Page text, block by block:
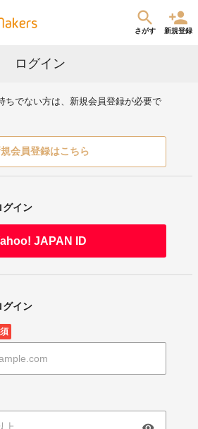
さがす 新規登録
ログイン
ちでない方は、新規会員登録が必要で
会員登録はこちら
グイン
JAPAN ID
グイン